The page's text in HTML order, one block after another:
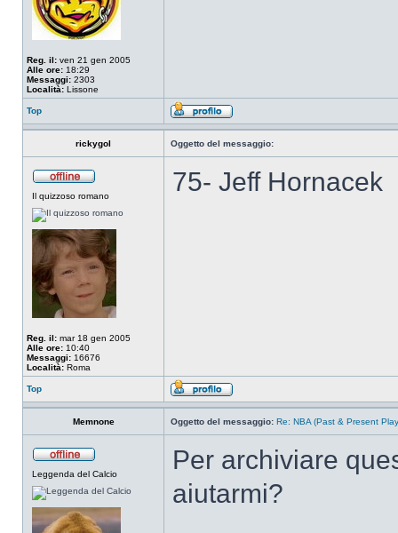
Reg. il: ven 21 gen 2005
Alle ore: 18:29
Messaggi: 2303
Località: Lissone
Top
rickygol Oggetto del messaggio:
Il quizzoso romano
Reg. il: mar 18 gen 2005
Alle ore: 10:40
Messaggi: 16676
Località: Roma
75- Jeff Hornacek
Top
Memnone Oggetto del messaggio: Re: NBA (Past & Present
Leggenda del Calcio
Per archiviare
aiutarmi?